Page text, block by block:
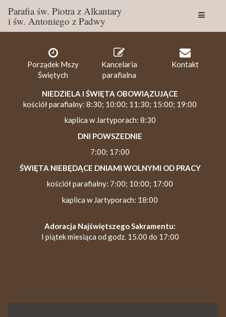
Parafia św. Piotra z Alkantary
i św. Antoniego z Padwy
Porządek Mszy
Świętych
Kancelaria
parafialna
Kontakt
NIEDZIELA I ŚWIĘTA OBOWIĄZUJĄCE
kościół parafialny: 8:30; 10:00; 11:30; 15:00; 19:00
kaplica w Jartyporach: 8:30
DNI POWSZEDNIE
7:00; 17:00
ŚWIĘTA NIEBĘDĄCE DNIAMI WOLNYMI OD PRACY
kościół parafialny: 7:00; 10:00; 17:00
kaplica w Jartyporach: 18:00
Adoracja Najświętszego Sakramentu:
I piątek miesiąca od godz. 15.00 do 17:00